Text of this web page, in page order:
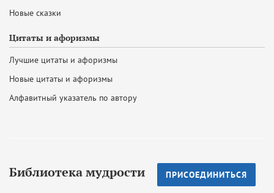
Новые сказки
Цитаты и афоризмы
Лучшие цитаты и афоризмы
Новые цитаты и афоризмы
Алфавитный указатель по автору
Библиотека мудрости ПРИСОЕДИНИТЬСЯ